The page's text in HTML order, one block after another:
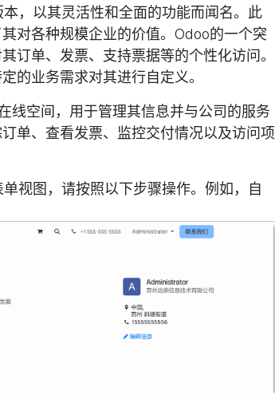
，以其灵活性和全面的功能而闻名。此
对各种规模企业的价值。Odoo的一个突
订单、发票、支持票据等的个性化访问。
的业务需求对其进行自定义。
线空间，用于管理其信息并与公司的服务
单、查看发票、监控交付情况以及访问项
视图，请按照以下步骤操作。例如，自